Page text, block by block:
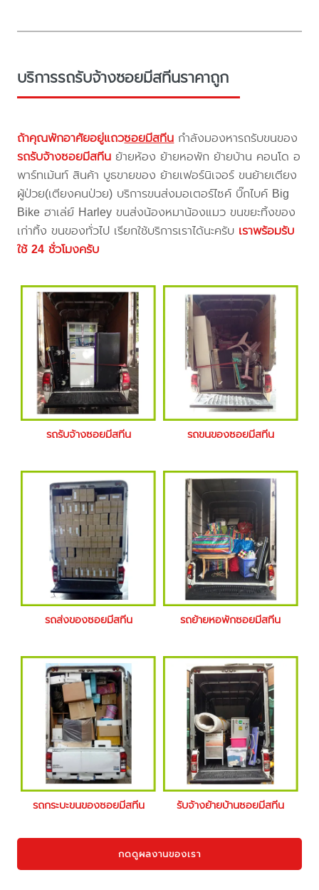
บริการรถรับจ้างซอยมีสทีนราคาถูก
ถ้าคุณพักอาศัยอยู่แถวซอยมีสทีน กำลังมองหารถรับขนของ
รถรับจ้างซอยมีสทีน ย้ายห้อง ย้ายหอพัก ย้ายบ้าน คอนโด อ
พาร์ทเม้นท์ สินค้า บูธขายของ ย้ายเฟอร์นิเจอร์ ขนย้ายเตียง
ผู้ป่วย(เตียงคนป่วย) บริการขนส่งมอเตอร์ไซค์ บิ๊กไบค์ Big
Bike ฮาเล่ย์ Harley ขนส่งน้องหมาน้องแมว ขนขยะทิ้งของ
เก่าทิ้ง ขนของทั่วไป เรียกใช้บริการเราได้นะครับ เราพร้อมรับ
ใช้ 24 ชั่วโมงครับ
รถรับจ้างซอยมีสทีน รถขนของซอยมีสทีน
รถส่งของซอยมีสทีน รถย้ายหอพักซอยมีสทีน
รถกระบะขนของซอยมีสทีน รับจ้างย้ายบ้านซอยมีสทีน
กดดูผลงานของเรา